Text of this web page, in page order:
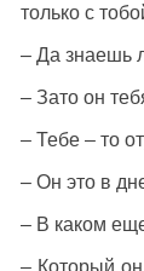
только с
– Да знаешь
– Зато он
– Тебе – то
– Он это в
– В каком
– Который